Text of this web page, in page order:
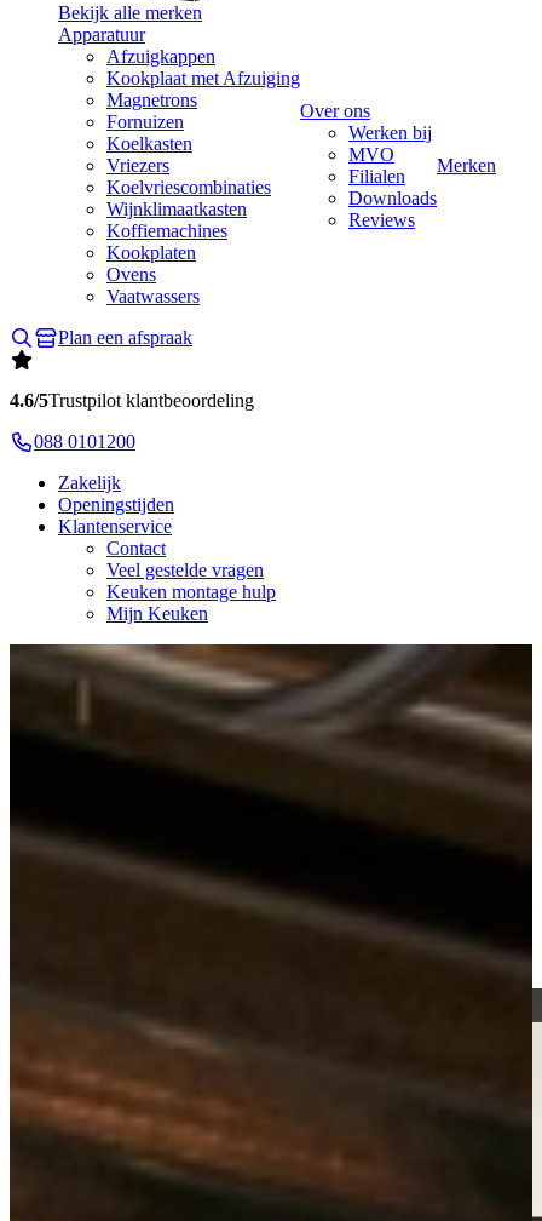
Bekijk alle merken
Apparatuur
Afzuigkappen
Kookplaat met Afzuiging
Magnetrons
Fornuizen
Koelkasten
Vriezers
Koelvriescombinaties
Wijnklimaatkasten
Koffiemachines
Kookplaten
Ovens
Vaatwassers
Over ons
Werken bij
MVO
Filialen
Downloads
Reviews
Merken
Plan een afspraak
4.6/5Trustpilot klantbeoordeling
088 0101200
Zakelijk
Openingstijden
Klantenservice
Contact
Veel gestelde vragen
Keuken montage hulp
Mijn Keuken
Outlet Keukens
Outlet Keuken Sarah 143